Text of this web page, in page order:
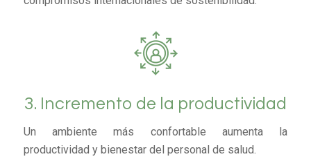
3. Incremento de la productividad
Un ambiente más confortable aumenta la
productividad y bienestar del personal de salud.